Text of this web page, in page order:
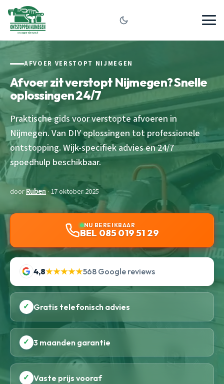
AFVOER VERSTOPT NIJMEGEN
Afvoer zit verstopt Nijmegen? Snelle
oplossingen 24/7
Praktische gids voor verstopte afvoeren in
Nijmegen. Van DIY oplossingen tot professionele
ontstopping. Wijk-specifiek advies en 24/7
spoedhulp beschikbaar.
doorRuben· 17 oktober 2025
NU BEREIKBAAR
BEL 085 019 51 29
4,8★★★★★568 Google reviews
✓ Gratis telefonisch advies
✓ 3 maanden garantie
✓ Vaste prijs vooraf